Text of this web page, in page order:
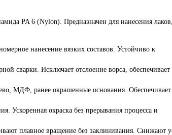
PA 6 (Nylon). Предназначен для нанесения лаков,
нанесение вязких составов. Устойчиво к
сварки. Исключает отслоение ворса, обеспечивает
МДФ, ранее окрашенные основания. Обеспечивает
Ускоренная окраска без прерывания процесса и
плавное вращение без заклинивания. Снижают